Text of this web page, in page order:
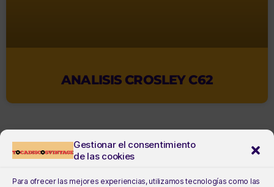
Gestionar el consentimiento
de las cookies
Para ofrecer las mejores experiencias, utilizamos tecnologías como las
ANALISIS CROSLEY C62